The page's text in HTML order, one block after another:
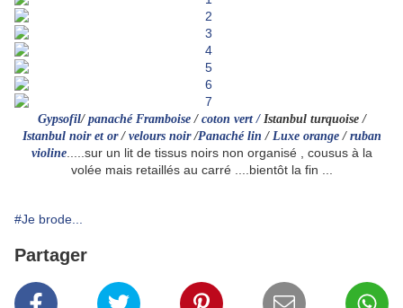
Gypsofil/ panaché Framboise/ coton vert / Istanbul turquoise /
Istanbul noir et or/ velours noir/Panaché lin/ Luxe orange/ ruban
violine.....sur un lit de tissus noirs non organisé , cousus à la
volée mais retaillés au carré ....bientôt la fin ...
#Je brode...
Partager